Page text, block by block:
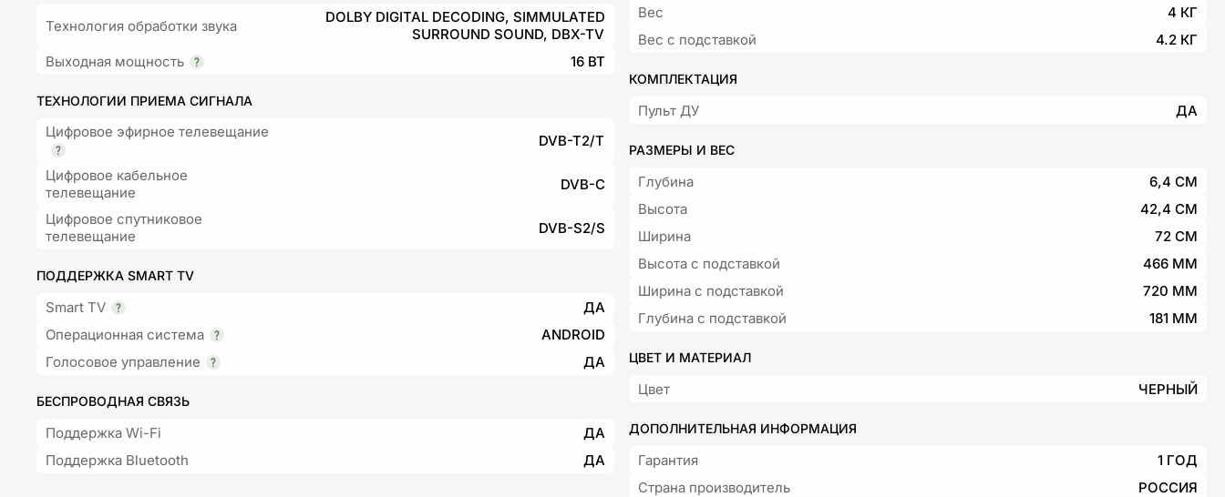
Технология обработки звука
DOLBY DIGITAL DECODING, SIMMULATED
SURROUND SOUND, DBX-TV
Выходная мощность
16 ВТ
ТЕХНОЛОГИИ ПРИЕМА СИГНАЛА
Цифровое эфирное телевещание DVB-T2/T
Цифровое кабельное
телевещание
DVB-C
Цифровое спутниковое
телевещание
DVB-S2/S
ПОДДЕРЖКА SMART TV
Smart TV
ДА
Операционная система
ANDROID
Голосовое управление
ДА
БЕСПРОВОДНАЯ СВЯЗЬ
Поддержка Wi-Fi
ДА
Поддержка Bluetooth
ДА
Вес
4 КГ
Вес с подставкой
4.2 КГ
КОМПЛЕКТАЦИЯ
Пульт ДУ ДА
РАЗМЕРЫ И ВЕС
Глубина
6,4 СМ
Высота
42,4 СМ
Ширина
72 СМ
Высота с подставкой
466 ММ
Ширина с подставкой
720 ММ
Глубина с подставкой
181 ММ
ЦВЕТ И МАТЕРИАЛ
Цвет ЧЕРНЫЙ
ДОПОЛНИТЕЛЬНАЯ ИНФОРМАЦИЯ
Гарантия
1 ГОД
Страна производитель
РОССИЯ